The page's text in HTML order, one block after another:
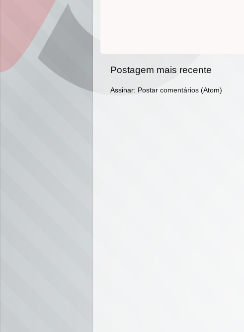
Postagem mais recente
Assinar: Postar comentários (Atom)